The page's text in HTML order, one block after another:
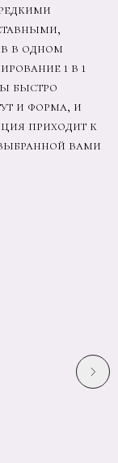
в одном
1 в 1
быстро
и форма, и
приходит к
вами